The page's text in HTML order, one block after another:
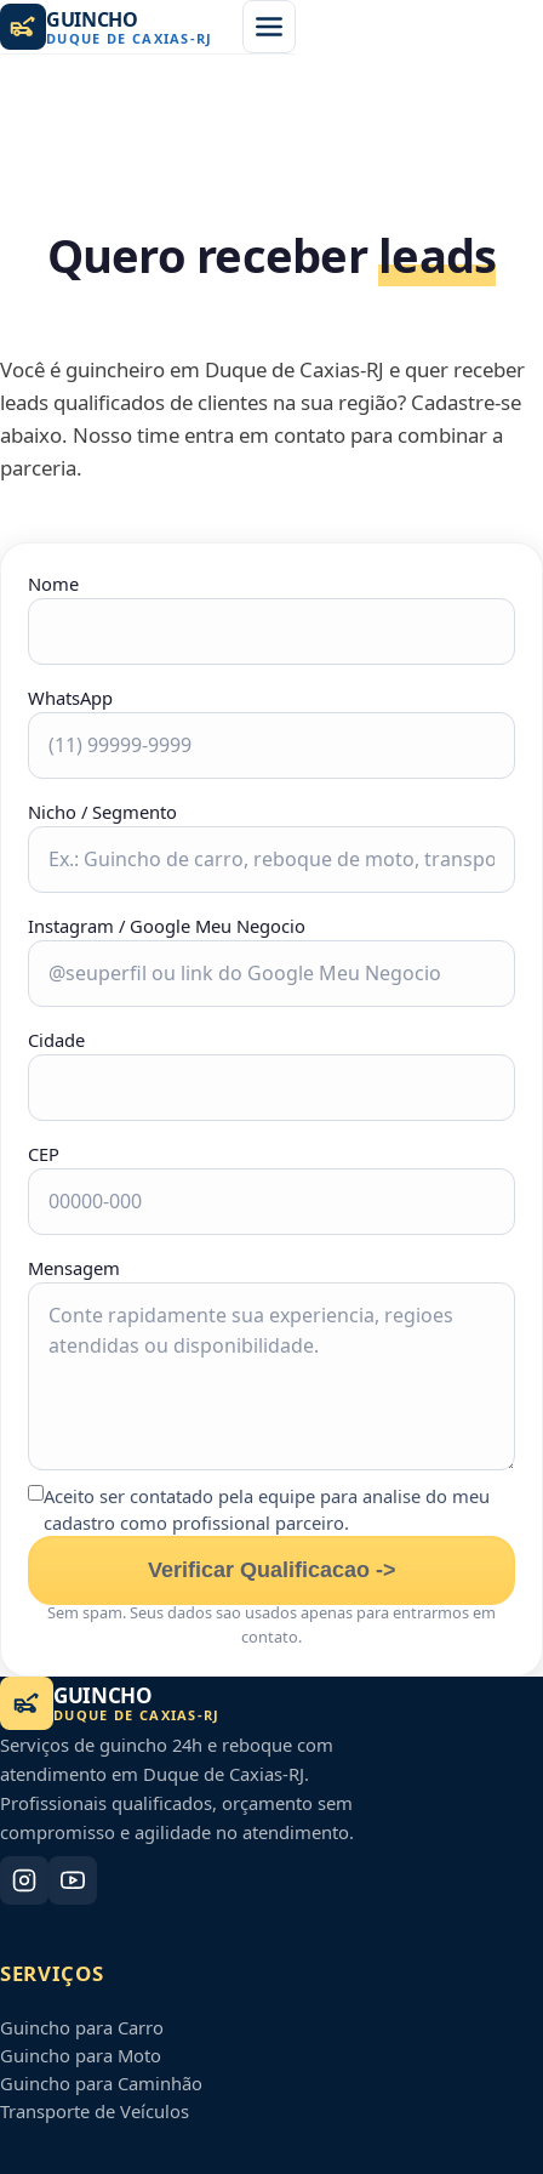
GUINCHO
DUQUE DE CAXIAS-RJ
Quero receberleads
Você é guincheiro em Duque de Caxias-RJ e quer receber
leads qualificados de clientes na sua região? Cadastre-se
abaixo. Nosso time entra em contato para combinar a
parceria.
Nome
WhatsApp
Nicho / Segmento
Instagram / Google Meu Negocio
Cidade
CEP
Mensagem
Aceito ser contatado pela equipe para analise do meu
cadastro como profissional parceiro.
Verificar Qualificacao ->
Sem spam. Seus dados sao usados apenas para entrarmos em
contato.
GUINCHO
DUQUE DE CAXIAS-RJ
Serviços de guincho 24h e reboque com
atendimento em Duque de Caxias-RJ.
Profissionais qualificados, orçamento sem
compromisso e agilidade no atendimento.
SERVIÇOS
Guincho para Carro
Guincho para Moto
Guincho para Caminhão
Transporte de Veículos